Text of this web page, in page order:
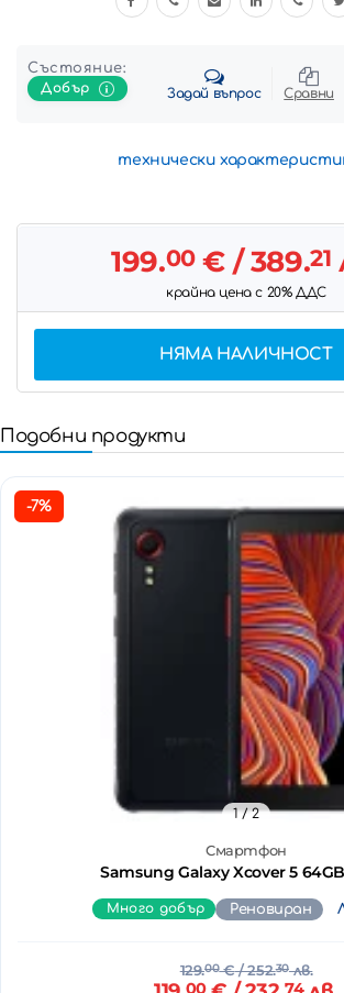
Състояние:
Добър
Задай въпрос Сравни
технически
199.00€ / 389.21
крайна цена с 20% ДДС
НЯМА НАЛИЧНОСТ
Подобни продукти
-7%
Смартфон
Samsung Galaxy Xcover 5
1/ 2
Много добър Реновиран
129.00€/ 252.30лв.
00 74